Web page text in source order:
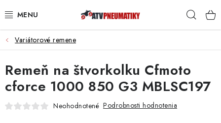
na
PNEUMATIKY
DISKY
ROZŠIROVACIE PODLOŽKY
Variátorové remene
Remeň na štvorkolku Cfmoto
cforce 1000 850 G3 MBLSC197
Neohodnotené Podrobnosti hodnotenia